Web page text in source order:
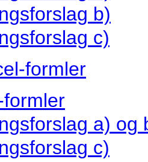
b)
c)
formler
formler
a) og
c)